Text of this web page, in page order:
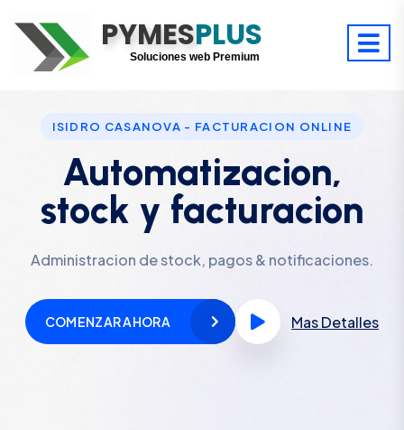
PYMESPLUS
Digitaliza tu éxito
Soluciones web Premium
ISIDRO CASANOVA - FACTURACION ONLINE
Automatizacion,
stock y facturacion
Administracion de stock, pagos & notificaciones.
COMENZAR AHORA Mas Detalles